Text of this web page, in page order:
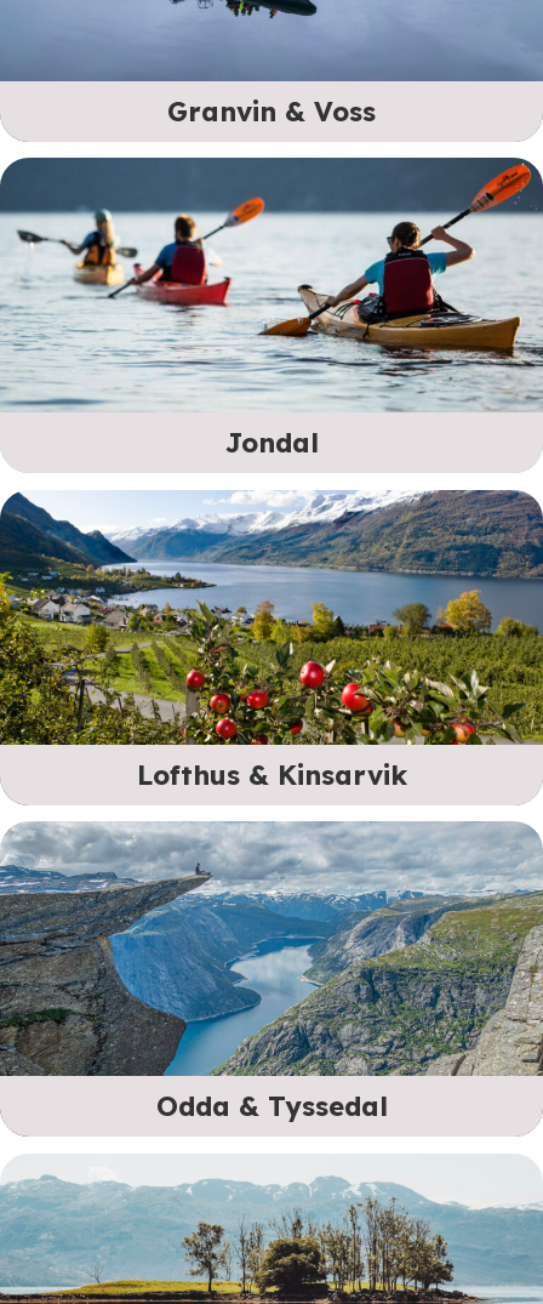
Granvin & Voss
Jondal
Lofthus & Kinsarvik
Odda & Tyssedal